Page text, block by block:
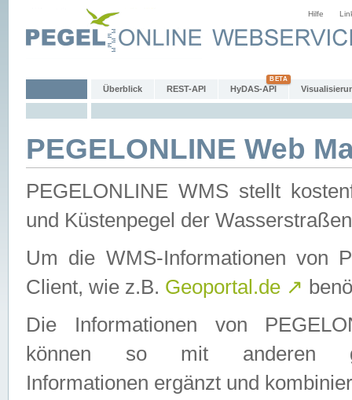
Hilfe
Überblick REST-API HyDAS-API
PEGELONLINE Web
PEGELONLINE WMS stellt
und Küstenpegel der
Um die WMS-Informationen von
Client, wie z.B. Geoportal.de ↗
Die Informationen von
können so mit anderen
Informationen ergänzt und